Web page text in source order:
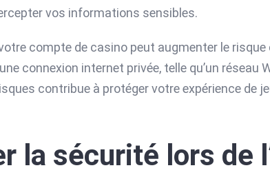
vos informations sensibles.
compte de casino peut augmenter le
connexion internet privée, telle qu’un réseau
contribue à protéger votre expérience de
la sécurité lors de